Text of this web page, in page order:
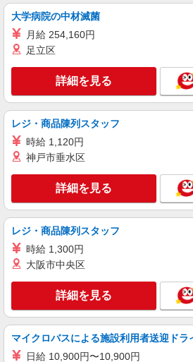
キープ
株式会社kotrio /●SW-S-2097596
≪正社員≫岩槻駅＊看
【正社員】月給
給：200,000円〜
30,000円 ・役職手当
により変動） ・固定残
間） ※固定残業時間を
手当として別途支給 ・
歓迎 ・認知症介護基礎
キープ
職業紹介
株式会社kotrio /●SW-S-2023110
≪岩槻駅≫無資格・
【正社員】月給
給：200,000円〜
30,000円 ・役職手当：
善手当：20,000〜
により変動） ・固定残
間） ※固定残業時間を
岩槻
キープ
大学病院の中材滅菌
月給 254,160円
足立区
詳細を見る
レジ・商品陳列スタッフ
時給 1,120円
神戸市垂水区
詳細を見る
レジ・商品陳列スタッフ
時給 1,300円
大阪市中央区
詳細を見る
マイクロバスによる施設利用者送迎ドラ
日給 10,900円〜10,900円